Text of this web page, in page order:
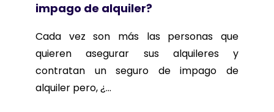
impago de alquiler?
Cada vez son más las personas que
quieren asegurar sus alquileres y
contratan un seguro de impago de
alquiler pero, ¿...